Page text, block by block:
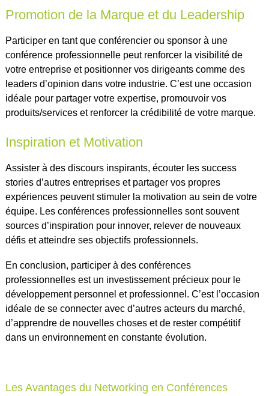
Promotion de la Marque et du Leadership
Participer en tant que conférencier ou sponsor à une
conférence professionnelle peut renforcer la visibilité de
votre entreprise et positionner vos dirigeants comme des
leaders d’opinion dans votre industrie. C’est une occasion
idéale pour partager votre expertise, promouvoir vos
produits/services et renforcer la crédibilité de votre marque.
Inspiration et Motivation
Assister à des discours inspirants, écouter les success
stories d’autres entreprises et partager vos propres
expériences peuvent stimuler la motivation au sein de votre
équipe. Les conférences professionnelles sont souvent
sources d’inspiration pour innover, relever de nouveaux
défis et atteindre ses objectifs professionnels.
En conclusion, participer à des conférences
professionnelles est un investissement précieux pour le
développement personnel et professionnel. C’est l’occasion
idéale de se connecter avec d’autres acteurs du marché,
d’apprendre de nouvelles choses et de rester compétitif
dans un environnement en constante évolution.
Les Avantages du Networking en Conférences